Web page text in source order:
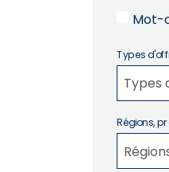
Mot-
Types
Types
Régions,